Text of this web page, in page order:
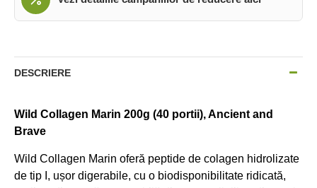
DESCRIERE
Wild Collagen Marin 200g (40 portii), Ancient and
Brave
Wild Collagen Marin oferă peptide de colagen hidrolizate
de tip I, ușor digerabile, cu o biodisponibilitate ridicată,